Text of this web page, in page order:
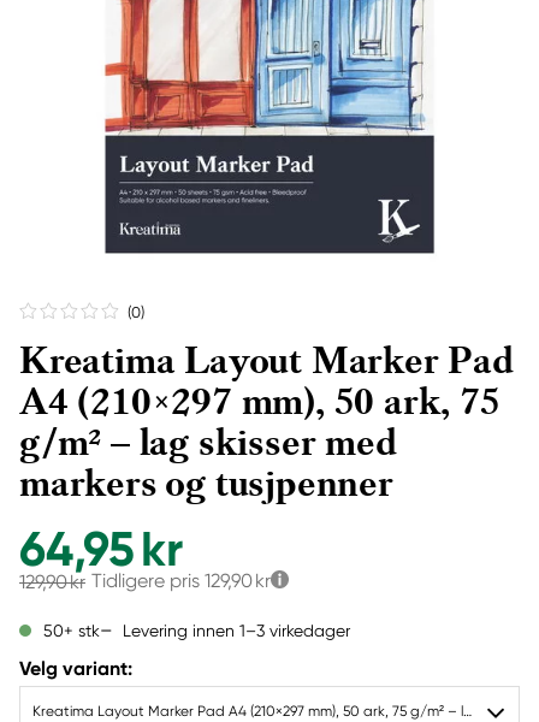
(0)
Kreatima Layout Marker Pad
A4 (210×297 mm), 50 ark, 75
g/m² – lag skisser med
markers og tusjpenner
64,95 kr
129,90 kr Tidligere pris 129,90 kr
50+ stk Levering innen 1–3 virkedager
Velg variant:
Kreatima Layout Marker Pad A4 (210×297 mm), 50 ark, 75 g/m² – lag skisser med markers og tusjpenner